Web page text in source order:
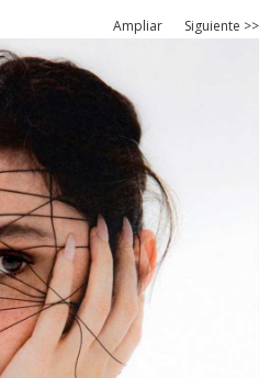
Ampliar Siguiente >>